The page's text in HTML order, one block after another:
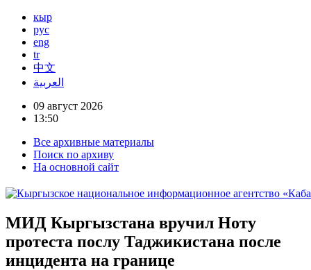
кыр
рус
eng
tr
中文
العربية
09 август 2026
13:50
Все архивные материалы
Поиск по архиву
На основной сайт
МИД Кыргызстана вручил Ноту
протеста послу Таджикистана после
инцидента на границе